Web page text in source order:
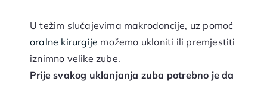
U težim slučajevima makrodoncije, uz pomoć
oralne kirurgije možemo ukloniti ili premjestiti
iznimno velike zube.
Prije svakog uklanjanja zuba potrebno je da